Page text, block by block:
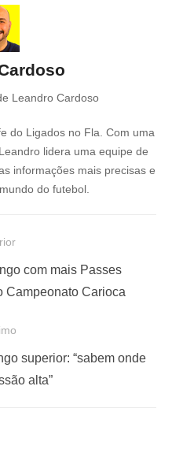
Leandro Cardoso
do Ligados no Fla. Com uma
lidera uma equipe de
informações mais precisas e
do futebol.
com mais Passes
Campeonato Carioca
superior: “sabem onde
alta”